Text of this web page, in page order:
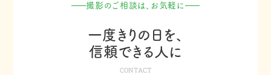
撮影のご相談は、お気軽に
一度きりの日を、
信頼できる人に
CONTACT